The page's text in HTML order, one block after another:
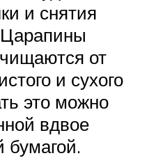
и снятия
Царапины
от
и сухого
это можно
вдвое
бумагой.